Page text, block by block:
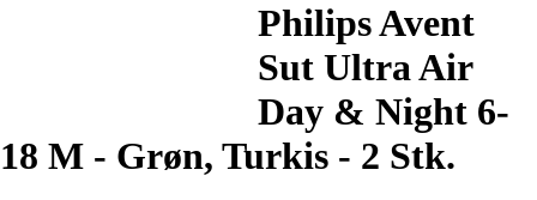
Philips Avent
Sut Ultra Air
Day & Night 6-
18 M - Grøn, Turkis - 2 Stk.